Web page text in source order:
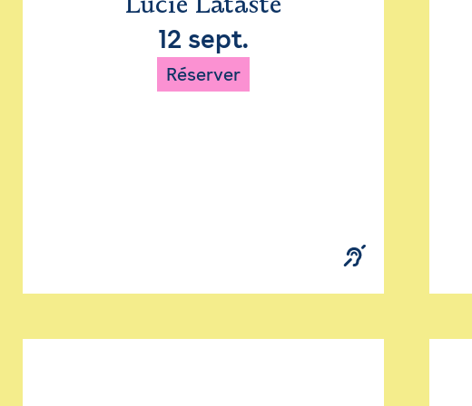
12 sept.
Réserver